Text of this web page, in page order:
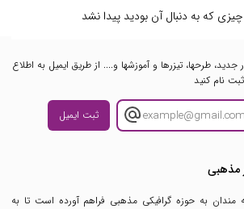
که به دنبال آن بودید پیدا نشد
جدید، طرحها، تیزرها و آموزشها و.... از طریق ایمیل به اطلاع
نام کنید
ثبت ایمیل
مذهبی
مندان به حوزه گرافیکی مذهبی فراهم آورده است تا به